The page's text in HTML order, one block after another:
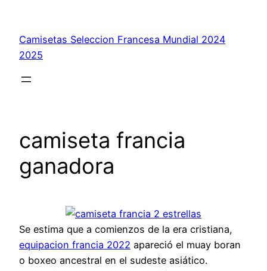
contenido
Camisetas Seleccion Francesa Mundial 2024
2025
camiseta francia
ganadora
Se estima que a comienzos de la era cristiana,
equipacion francia 2022 apareció el muay boran
o boxeo ancestral en el sudeste asiático.